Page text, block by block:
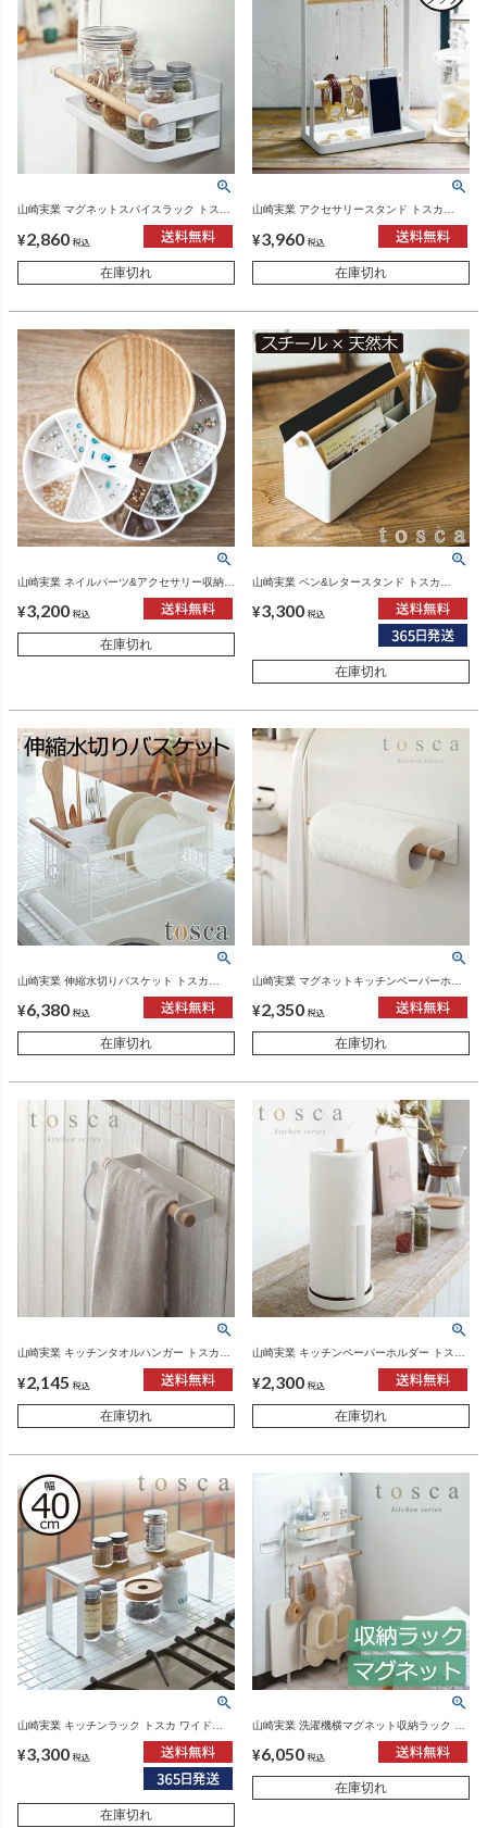
山崎実業 マグネットスパイスラック トスカ
tosca | キッチン雑貨・トスカシリーズ
¥2,860 税込
在庫切れ
山崎実業 アクセサリースタンド トスカ
tosca | インテリア雑貨・トスカシリーズ
¥3,960 税込
在庫切れ
山崎実業 ネイルパーツ&アクセサリー収納ケ
シリーズ
¥3,200 税込
在庫切れ
山崎実業 ペン&レタースタンド トスカ
¥3,300 税込
在庫切れ
山崎実業 伸縮水切りバスケット トスカ
¥6,380 税込
在庫切れ
山崎実業 マグネットキッチンペーパーホル
リーズ
¥2,350 税込
在庫切れ
山崎実業 キッチンタオルハンガー トスカ
tosca | キッチン雑貨・トスカシリーズ
¥2,145 税込
在庫切れ
山崎実業 キッチンペーパーホルダー トスカ
tosca | キッチン雑貨・トスカシリーズ
¥2,300 税込
在庫切れ
山崎実業 キッチンラック トスカ ワイド
¥3,300 税込
在庫切れ
山崎実業 洗濯機横マグネット収納ラック ト
¥6,050 税込
在庫切れ